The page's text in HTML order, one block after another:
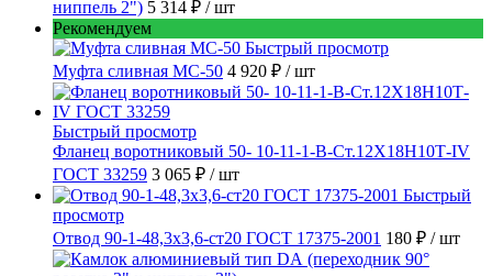
ниппель 2") 5 314 ₽ / шт
Рекомендуем
Быстрый просмотр
Муфта сливная МС-50 4 920 ₽ / шт
Быстрый просмотр
Фланец воротниковый 50- 10-11-1-B-Ст.12Х18Н10Т-IV
ГОСТ 33259 3 065 ₽ / шт
Быстрый
просмотр
Отвод 90-1-48,3х3,6-ст20 ГОСТ 17375-2001 180 ₽ / шт